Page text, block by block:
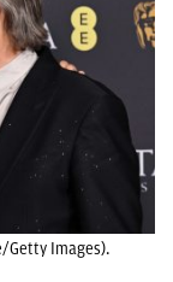
Getty Images).